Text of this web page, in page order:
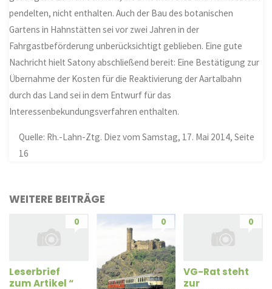
pendelten, nicht enthalten. Auch der Bau des botanischen
Gartens in Hahnstätten sei vor zwei Jahren in der
Fahrgastbeförderung unberücksichtigt geblieben. Eine gute
Nachricht hielt Satony abschließend bereit: Eine Bestätigung zur
Übernahme der Kosten für die Reaktivierung der Aartalbahn
durch das Land sei in dem Entwurf für das
Interessenbekundungsverfahren enthalten.
Quelle: Rh.-Lahn-Ztg. Diez vom Samstag, 17. Mai 2014, Seite
16
WEITERE BEITRÄGE
0
Leserbrief
zum Artikel “
0 0
VG-Rat steht
zur